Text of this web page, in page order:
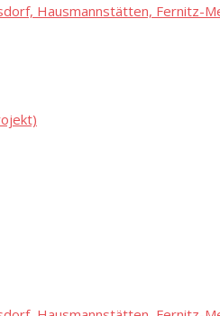
Hausmannstätten, Fernitz-